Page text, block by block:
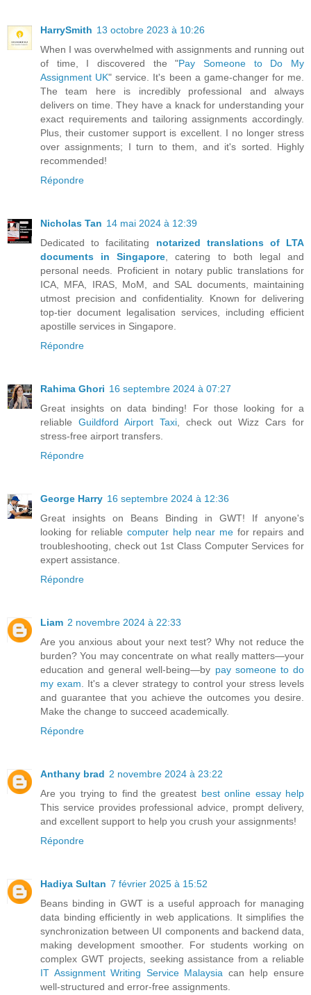
HarrySmith 13 octobre 2023 à 10:26
When I was overwhelmed with assignments and running out
of time, I discovered the "Pay Someone to Do My
Assignment UK" service. It's been a game-changer for me.
The team here is incredibly professional and always
delivers on time. They have a knack for understanding your
exact requirements and tailoring assignments accordingly.
Plus, their customer support is excellent. I no longer stress
over assignments; I turn to them, and it's sorted. Highly
recommended!
Répondre
Nicholas Tan 14 mai 2024 à 12:39
Dedicated to facilitating notarized translations of LTA
documents in Singapore , catering to both legal and
personal needs. Proficient in notary public translations for
ICA, MFA, IRAS, MoM, and SAL documents, maintaining
utmost precision and confidentiality. Known for delivering
top-tier document legalisation services, including efficient
apostille services in Singapore.
Répondre
Rahima Ghori 16 septembre 2024 à 07:27
Great insights on data binding! For those looking for a
reliable Guildford Airport Taxi , check out Wizz Cars for
stress-free airport transfers.
Répondre
George Harry 16 septembre 2024 à 12:36
Great insights on Beans Binding in GWT! If anyone's
looking for reliable computer help near me for repairs and
troubleshooting, check out 1st Class Computer Services for
expert assistance.
Répondre
Liam 2 novembre 2024 à 22:33
Are you anxious about your next test? Why not reduce the
burden? You may concentrate on what really matters—your
education and general well-being—by pay someone to do
my exam . It's a clever strategy to control your stress levels
and guarantee that you achieve the outcomes you desire.
Make the change to succeed academically.
Répondre
Anthany brad 2 novembre 2024 à 23:22
Are you trying to find the greatest best online essay help
This service provides professional advice, prompt delivery,
and excellent support to help you crush your assignments!
Répondre
Hadiya Sultan 7 février 2025 à 15:52
Beans binding in GWT is a useful approach for managing
data binding efficiently in web applications. It simplifies the
synchronization between UI components and backend data,
making development smoother. For students working on
complex GWT projects, seeking assistance from a reliable
IT Assignment Writing Service Malaysia can help ensure
well-structured and error-free assignments.